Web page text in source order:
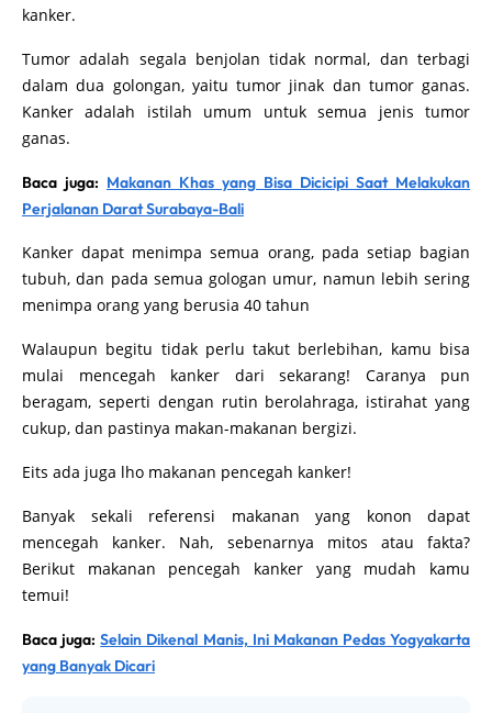
kanker.
Tumor adalah segala benjolan tidak normal, dan terbagi
dalam dua golongan, yaitu tumor jinak dan tumor ganas.
Kanker adalah istilah umum untuk semua jenis tumor
ganas.
Baca juga: Makanan Khas yang Bisa Dicicipi Saat Melakukan
Perjalanan Darat Surabaya-Bali
Kanker dapat menimpa semua orang, pada setiap bagian
tubuh, dan pada semua gologan umur, namun lebih sering
menimpa orang yang berusia 40 tahun
Walaupun begitu tidak perlu takut berlebihan, kamu bisa
mulai mencegah kanker dari sekarang! Caranya pun
beragam, seperti dengan rutin berolahraga, istirahat yang
cukup, dan pastinya makan-makanan bergizi.
Eits ada juga lho makanan pencegah kanker!
Banyak sekali referensi makanan yang konon dapat
mencegah kanker. Nah, sebenarnya mitos atau fakta?
Berikut makanan pencegah kanker yang mudah kamu
temui!
Baca juga:Selain Dikenal Manis, Ini Makanan Pedas Yogyakarta
yang Banyak Dicari